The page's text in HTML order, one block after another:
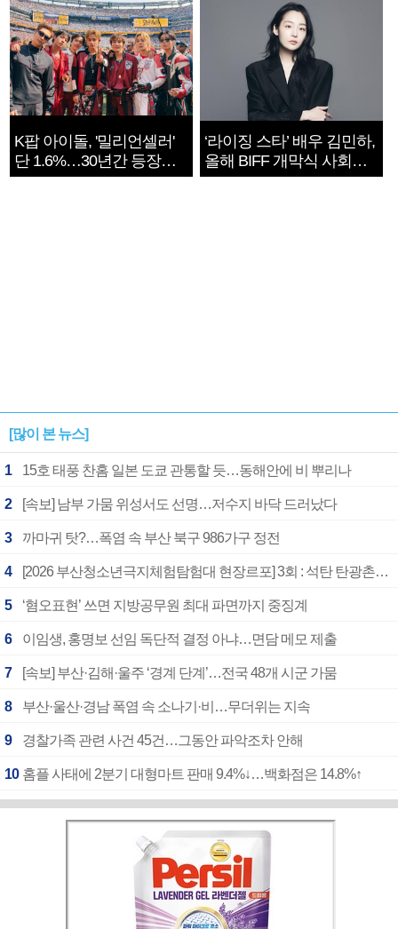
K팝 아이돌, '밀리언셀러'
단 1.6%…30년간 등장
1182개팀 전수조사
‘라이징 스타’ 배우 김민하,
올해 BIFF 개막식 사회자
확정
[많이 본 뉴스]
1 15호 태풍 찬홈 일본 도쿄 관통할 듯…동해안에 비 뿌리나
2 [속보] 남부 가뭄 위성서도 선명…저수지 바닥 드러났다
3 까마귀 탓?…폭염 속 부산 북구 986가구 정전
4 [2026 부산청소년극지체험탐험대 현장르포] 3회 : 석탄 탄광촌에서 북극 연구의 중심지로
5 ‘혐오표현’ 쓰면 지방공무원 최대 파면까지 중징계
6 이임생, 홍명보 선임 독단적 결정 아냐…면담 메모 제출
7 [속보] 부산·김해·울주 ‘경계 단계’…전국 48개 시군 가뭄
8 부산·울산·경남 폭염 속 소나기·비…무더위는 지속
9 경찰가족 관련 사건 45건…그동안 파악조차 안해
10 홈플 사태에 2분기 대형마트 판매 9.4%↓…백화점은 14.8%↑